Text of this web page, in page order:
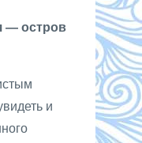
— остров
и